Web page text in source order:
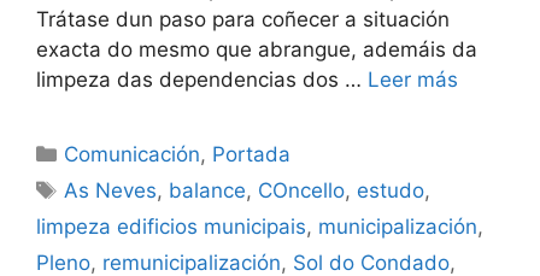
Trátase dun paso para coñecer a situación
exacta do mesmo que abrangue, ademáis da
limpeza das dependencias dos … Leer más
Comunicación, Portada
As Neves, balance, COncello, estudo,
limpeza edificios municipais, municipalización,
Pleno, remunicipalización, Sol do Condado,